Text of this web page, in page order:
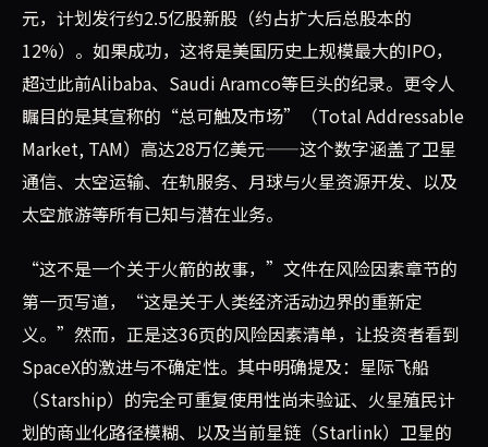
元，计划发行约2.5亿股新股（约占扩大后总股本的
12%）。如果成功，这将是美国历史上规模最大的IPO，
超过此前Alibaba、Saudi Aramco等巨头的纪录。更令人
瞩目的是其宣称的“总可触及市场”（Total Addressable
Market, TAM）高达28万亿美元——这个数字涵盖了卫星
通信、太空运输、在轨服务、月球与火星资源开发、以及
太空旅游等所有已知与潜在业务。
“这不是一个关于火箭的故事，”文件在风险因素章节的
第一页写道，“这是关于人类经济活动边界的重新定
义。”然而，正是这36页的风险因素清单，让投资者看到
SpaceX的激进与不确定性。其中明确提及：星际飞船
（Starship）的完全可重复使用性尚未验证、火星殖民计
划的商业化路径模糊、以及当前星链（Starlink）卫星的